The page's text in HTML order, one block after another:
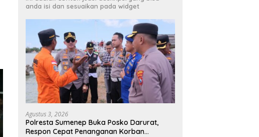
anda isi dan sesuaikan pada widget
Agustus 3, 2026
Polresta Sumenep Buka Posko Darurat,
Respon Cepat Penanganan Korban